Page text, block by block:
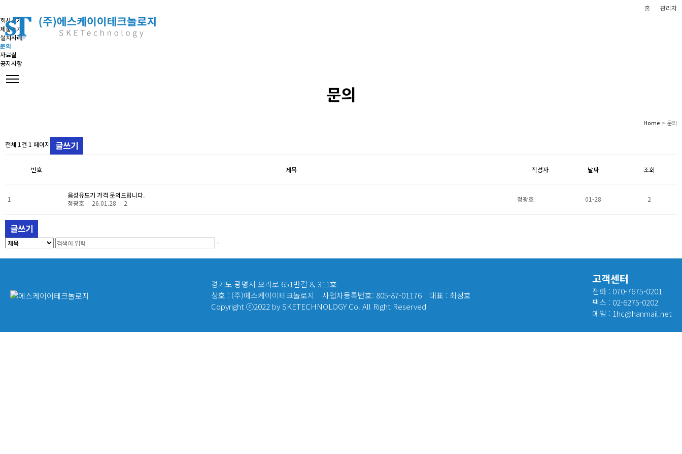
관리자
홈
회사소개
제품소개
설치사례
문의
자료실
공지사항
문의
Home > 문의
전체 1건 1 페이지 글쓰기
번호 제목 작성자 날짜 조회
1
음성유도기 가격 문의드립니다.
정광호
26.01.28 2 정광호 01-28 2
글쓰기
경기도 광명시 오리로 651번길 8, 311호
상호 : (주)에스케이이테크놀로지
사업자등록번호: 805-87-01176
대표 : 최성호
Copyright ⓒ2022 by SKETECHNOLOGY Co. All Right Reserved
고객센터
전화 : 070-7675-0201
팩스 : 02-6275-0202
메일 : 1hc@hanmail.net